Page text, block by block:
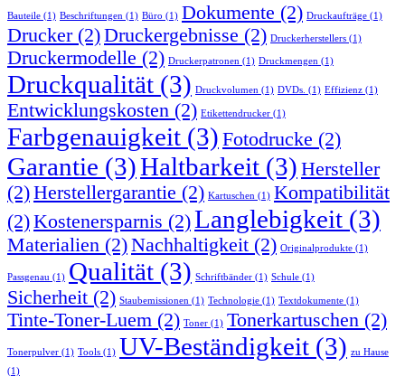
Bauteile (1) Beschriftungen (1) Büro (1) Dokumente (2) Druckaufträge (1)
Drucker(2)Druckergebnisse (2) Druckerherstellers (1)
Druckermodelle (2) Druckerpatronen (1) Druckmengen (1)
Druckqualität (3) Druckvolumen (1) DVDs. (1) Effizienz (1)
Entwicklungskosten (2) Etikettendrucker (1)
Farbgenauigkeit (3) Fotodrucke (2)
Garantie (3)Haltbarkeit (3) Hersteller
(2)Herstellergarantie (2) Kartuschen (1) Kompatibilität
(2)Kostenersparnis (2)Langlebigkeit (3)
Materialien (2)Nachhaltigkeit (2) Originalprodukte (1)
Passgenau (1) Qualität (3) Schriftbänder (1) Schule (1)
Sicherheit (2) Staubemissionen (1) Technologie (1) Textdokumente (1)
Tinte-Toner-Luem (2) Toner (1) Tonerkartuschen (2)
Tonerpulver (1) Tools (1) UV-Beständigkeit (3) zu Hause
(1)